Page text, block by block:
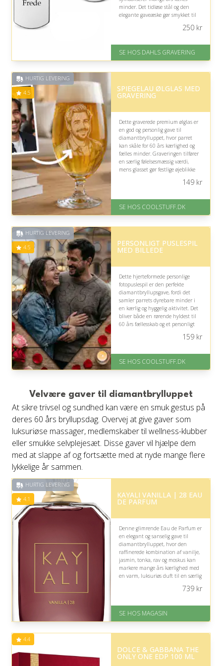
minder. Det tidløse stål og den
elegante gaveæske gør smykket til
På lager
Levering: 2-3 dage
på 4.8 ud af 5
250kr
SE HOS DAHLS GRAVERING
HURTIG LEVERING
4.5 SPIEGELAU ØLGLAS MED
GRAVERING
Dette graverede premium ølglas er
en god og personlig gave til
diamantbrylluppet, hvor parret
kan skåle for 60 års kærlighed og
fælles minder. Graveringen tilfører
en særlig følelsesmæssig værdi,
mens glasset gør festlige øjeblikke
er 1-3 hverdage.
på 4.5 ud af 5
149kr
SE HOS COOLSTUFF.DK
HURTIG LEVERING
4.5 PERSONLIGT PUSLESPIL
MED BILLEDE
Dette hjerteformede personlige
fotopuslespil er den perfekte
diamantbryllupsgave, fordi det
samler parrets dyrebare minder i
en kærlig og hyggelig aktivitet. Det
bliver både en rørende hyldest til
60 års fællesskab og et personligt
På lager
Levering: Standard leveringstid
på 4.5 ud af 5
159kr
SE HOS COOLSTUFF.DK
Velvære gaver til diamantbrylluppet
At sikre trivsel og sundhed kan være en smuk gestus på
deres 60 års bryllupsdag. Overvej at give gaver som
luksuriøse massager, medlemskaber til wellness-klubber
eller smukke selvplejesæt. Disse gaver vil hjælpe dem
med at slappe af og fortsætte med at nyde mange flere
lykkelige år sammen.
HURTIG LEVERING
4.1 KAYALI VANILLA | 28 EAU
DE PARFUM
Denne glimrende Eau de Parfum er
en elegant og sanselig gave til
diamantbrylluppet, hvor den
raffinerede kombination af vanilje,
jasmin, tonka, rav og moskus kan
markere mange års kærlighed med
en varm, luksuriøs duft til en særlig
God Trustpilot rating på 4.1 ud
739kr
SE HOS MAGASIN
4.4
DOLCE & GABBANA THE
ONLY ONE EDP 100 ML